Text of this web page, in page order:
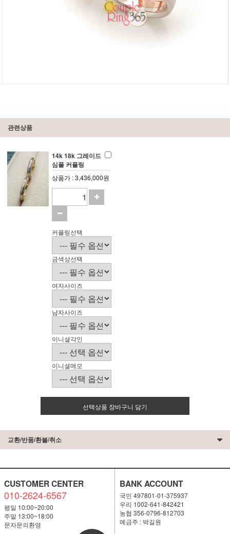
관련상품
14k 18k 그레이드
심플 커플링
상품가 : 3,436,000원
커플링선택
금색상선택
여자사이즈
남자사이즈
이니셜각인
이니셜메모
선택상품 장바구니 담기
교환/반품/환불/취소
CUSTOMER CENTER
010-2624-6567
평일 10:00~20:00
주말 13:00~18:00
문자문의환영
BANK ACCOUNT
국민 497801-01-375937
우리 1002-641-842421
농협 356-0796-812703
예금주 : 박길원